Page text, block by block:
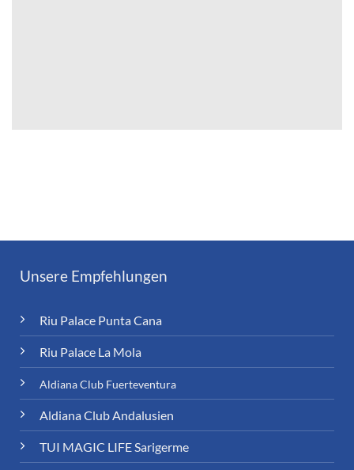
Unsere Empfehlungen
Riu Palace Punta Cana
Riu Palace La Mola
Aldiana Club Fuerteventura
Aldiana Club Andalusien
TUI MAGIC LIFE Sarigerme